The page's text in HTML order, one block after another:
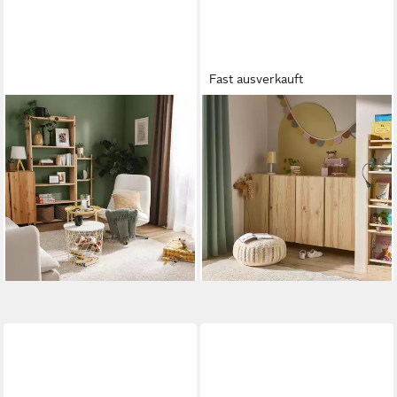
BENUTA
Teppich Enzo, rechteckig,
Höhe: 6 mm, Kunstfaser,
Berber, Ethno-Style,
Wohnzimmer
ab 89,00 €
lieferbar - in 3-4 Werktagen bei dir
Fast ausverkauft
Kinderteppich Emilia,
rechteckig, Höhe: 11 mm,
Kunstfaser, Berber, Ethno-
Style, Wohnzimmer
ab 119,00 €
lieferbar - in 3-4 Werktagen bei dir